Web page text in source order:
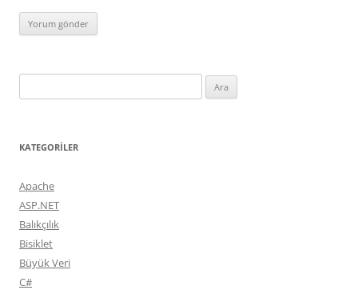
KATEGORILER
Apache
ASP.NET
Balıkçılık
Bisiklet
Büyük Veri
C#